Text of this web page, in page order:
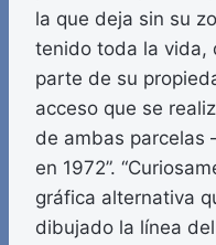
la que deja sin su
tenido toda la vida,
parte de su
acceso que se
de ambas parcelas
en 1972”.
gráfica alternativa
dibujado la línea